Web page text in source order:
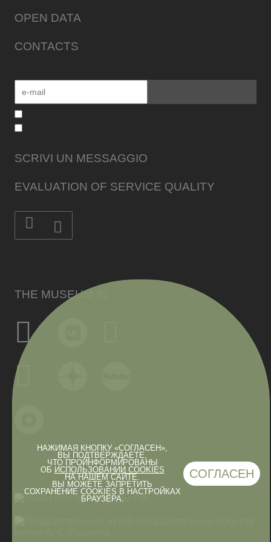
НАЖИМАЯ КНОПКУ «СОГЛАСЕН»,
ВЫ ПОДТВЕРЖДАЕТЕ,
ЧТО ПРОИНФОРМИРОВАНЫ
ОБ ИСПОЛЬЗОВАНИИ COOKIES
НА НАШЕМ САЙТЕ.
ВЫ МОЖЕТЕ ЗАПРЕТИТЬ
СОХРАНЕНИЕ COOKIES В НАСТРОЙКАХ
БРАУЗЕРА.
СОГЛАСЕН
OPEN DATA
CONTACTS
THE MUSEUM IN
SCRIVI UN MESSAGGIO
EVALUATION OF SERVICE QUALITY